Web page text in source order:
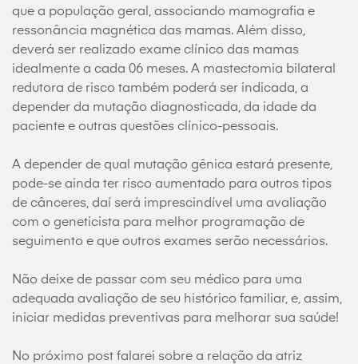
que a população geral, associando mamografia e
ressonância magnética das mamas. Além disso,
deverá ser realizado exame clínico das mamas
idealmente a cada 06 meses. A mastectomia bilateral
redutora de risco também poderá ser indicada, a
depender da mutação diagnosticada, da idade da
paciente e outras questões clínico-pessoais.
A depender de qual mutação gênica estará presente,
pode-se ainda ter risco aumentado para outros tipos
de cânceres, daí será imprescindível uma avaliação
com o geneticista para melhor programação de
seguimento e que outros exames serão necessários.
Não deixe de passar com seu médico para uma
adequada avaliação de seu histórico familiar, e, assim,
iniciar medidas preventivas para melhorar sua saúde!
No próximo post falarei sobre a relação da atriz